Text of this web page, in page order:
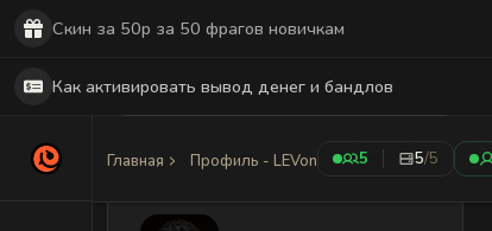
Главная Профиль - LEVon 5 5/5
Скин за 50р за 50 фрагов новичкам
Как активировать вывод денег и бандлов